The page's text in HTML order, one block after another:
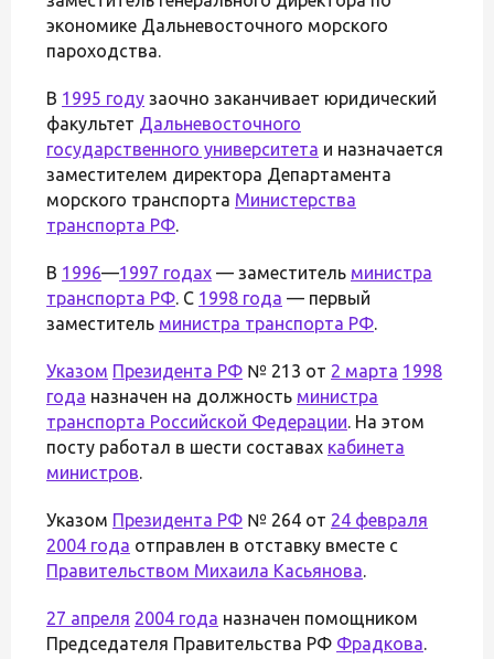
экономике Дальневосточного морского
пароходства.
В 1995 году заочно заканчивает юридический
факультет Дальневосточного
государственного университета и назначается
заместителем директора Департамента
морского транспорта Министерства
транспорта РФ.
В 1996—1997 годах — заместитель министра
транспорта РФ. С 1998 года — первый
заместитель министра транспорта РФ.
Указом Президента РФ № 213 от 2 марта 1998
года назначен на должность министра
транспорта Российской Федерации. На этом
посту работал в шести составах кабинета
министров.
Указом Президента РФ № 264 от 24 февраля
2004 года отправлен в отставку вместе с
Правительством Михаила Касьянова.
27 апреля 2004 года назначен помощником
Председателя Правительства РФ Фрадкова.